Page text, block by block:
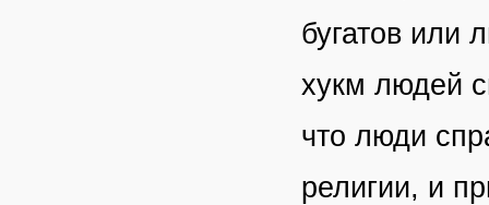
бугатов или
хукм людей
что люди
религии, и